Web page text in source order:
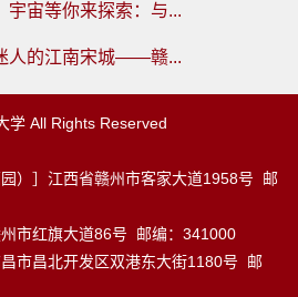
宇宙等你来探索：与...
人的江南宋城——赣...
学 All Rights Reserved
园）］江西省赣州市客家大道1958号 邮
州市红旗大道86号 邮编：341000
昌市昌北开发区双港东大街1180号 邮